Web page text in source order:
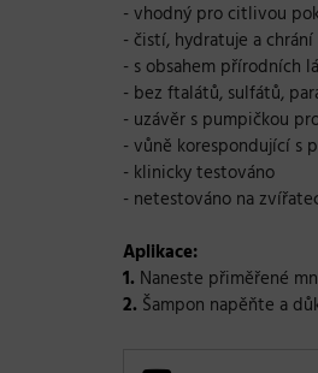
- vhodný pro citlivou
- čistí, hydratuje a chrání
- s obsahem přírodních
- bez ftalátů, sulfátů,
- uzávěr s pumpičkou
- vůně korespondující s
- klinicky testováno
- netestováno na
Aplikace:
1. Naneste přiměřené
2. Šampon napěňte a